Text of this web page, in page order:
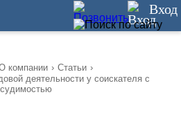
Вход
компании › Статьи ›
деятельности у соискателя с
судимостью